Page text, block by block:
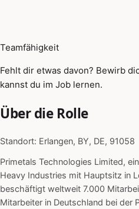
Teamfähigkeit
Fehlt dir etwas davon? Bewirb
kannst du im Job lernen.
Über die Rolle
Standort: Erlangen, BY, DE, 91058
Primetals Technologies Limited,
Heavy Industries mit Hauptsitz in
beschäftigt weltweit 7.000
Mitarbeiter in Deutschland bei der